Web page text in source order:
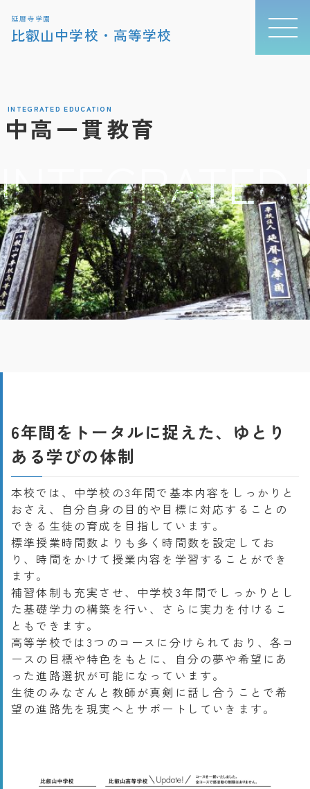
延暦寺学園
比叡山中学校・高等学校
INTEGRATED EDUCATION
中高一貫教育
6年間をトータルに捉えた、ゆとり
ある学びの体制
本校では、中学校の3年間で基本内容をしっかりと
おさえ、自分自身の目的や目標に対応することの
できる生徒の育成を目指しています。
標準授業時間数よりも多く時間数を設定してお
り、時間をかけて授業内容を学習することができ
ます。
補習体制も充実させ、中学校3年間でしっかりとし
た基礎学力の構築を行い、さらに実力を付けるこ
ともできます。
高等学校では3つのコースに分けられており、各コ
ースの目標や特色をもとに、自分の夢や希望にあ
った進路選択が可能になっています。
生徒のみなさんと教師が真剣に話し合うことで希
望の進路先を現実へとサポートしていきます。